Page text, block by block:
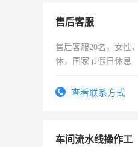
售后客服
售后客服20名，女性
休，国家节假日休息
查看联系方式
车间流水线操作工